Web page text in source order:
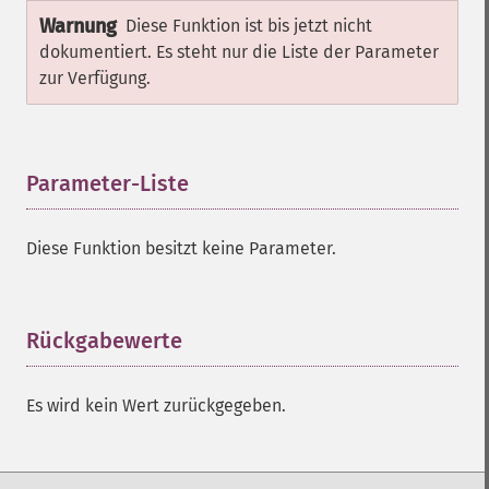
Warnung Diese Funktion ist bis jetzt nicht
dokumentiert. Es steht nur die Liste der Parameter
zur Verfügung.
Parameter-Liste
Diese Funktion besitzt keine Parameter.
Rückgabewerte
Es wird kein Wert zurückgegeben.